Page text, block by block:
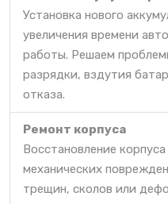
Установка нового
увеличения времени
работы. Решаем
разрядки, вздутия
отказа.
Ремонт корпуса
Восстановление корпуса
механических
трещин, сколов или